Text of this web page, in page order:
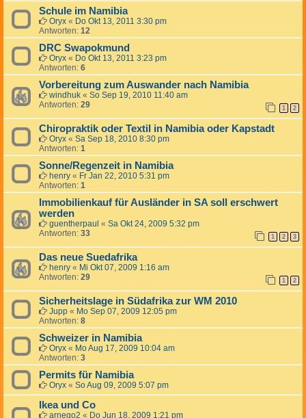
Schule im Namibia
Oryx « Do Okt 13, 2011 3:30 pm
Antworten: 12
DRC Swapokmund
Oryx « Do Okt 13, 2011 3:23 pm
Antworten: 6
Vorbereitung zum Auswander nach Namibia
windhuk « So Sep 19, 2010 11:40 am
Antworten: 29 1 2
Chiropraktik oder Textil in Namibia oder Kapstadt
Oryx « Sa Sep 18, 2010 8:30 pm
Antworten: 1
Sonne/Regenzeit in Namibia
henry « Fr Jan 22, 2010 5:31 pm
Antworten: 1
Immobilienkauf für Ausländer in SA soll erschwert
werden
guentherpaul « Sa Okt 24, 2009 5:32 pm
Antworten: 33 1 2 3
Das neue Suedafrika
henry « Mi Okt 07, 2009 1:16 am
Antworten: 29 1 2
Sicherheitslage in Südafrika zur WM 2010
Jupp « Mo Sep 07, 2009 12:05 pm
Antworten: 8
Schweizer in Namibia
Oryx « Mo Aug 17, 2009 10:04 am
Antworten: 3
Permits für Namibia
Oryx « So Aug 09, 2009 5:07 pm
Ikea und Co
arnego2 « Do Jun 18, 2009 1:21 pm